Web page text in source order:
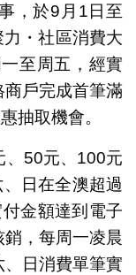
，於9月1日至
・社區消費大
至周五，經實
戶完成首筆滿
抽取機會。
、50元、100元
日在全澳超過
金額達到電子
，每周一凌晨
日消費單筆實